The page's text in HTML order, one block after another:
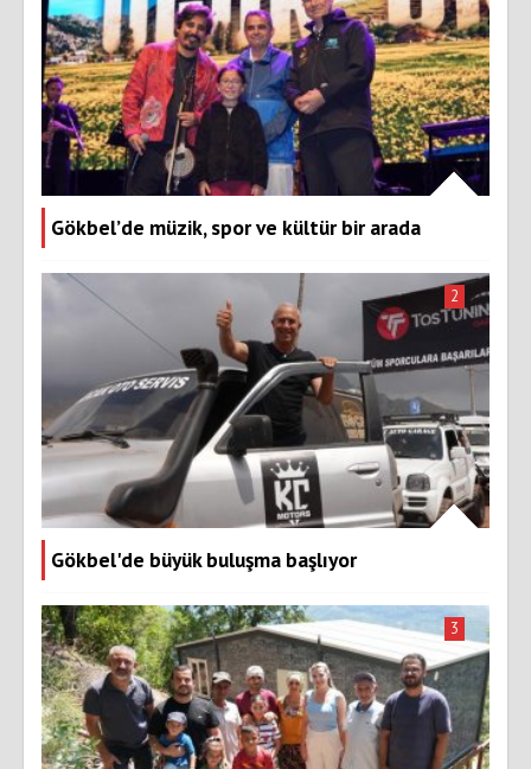
Gökbel’de müzik, spor ve kültür bir arada
Gökbel'de büyük buluşma başlıyor
2
3